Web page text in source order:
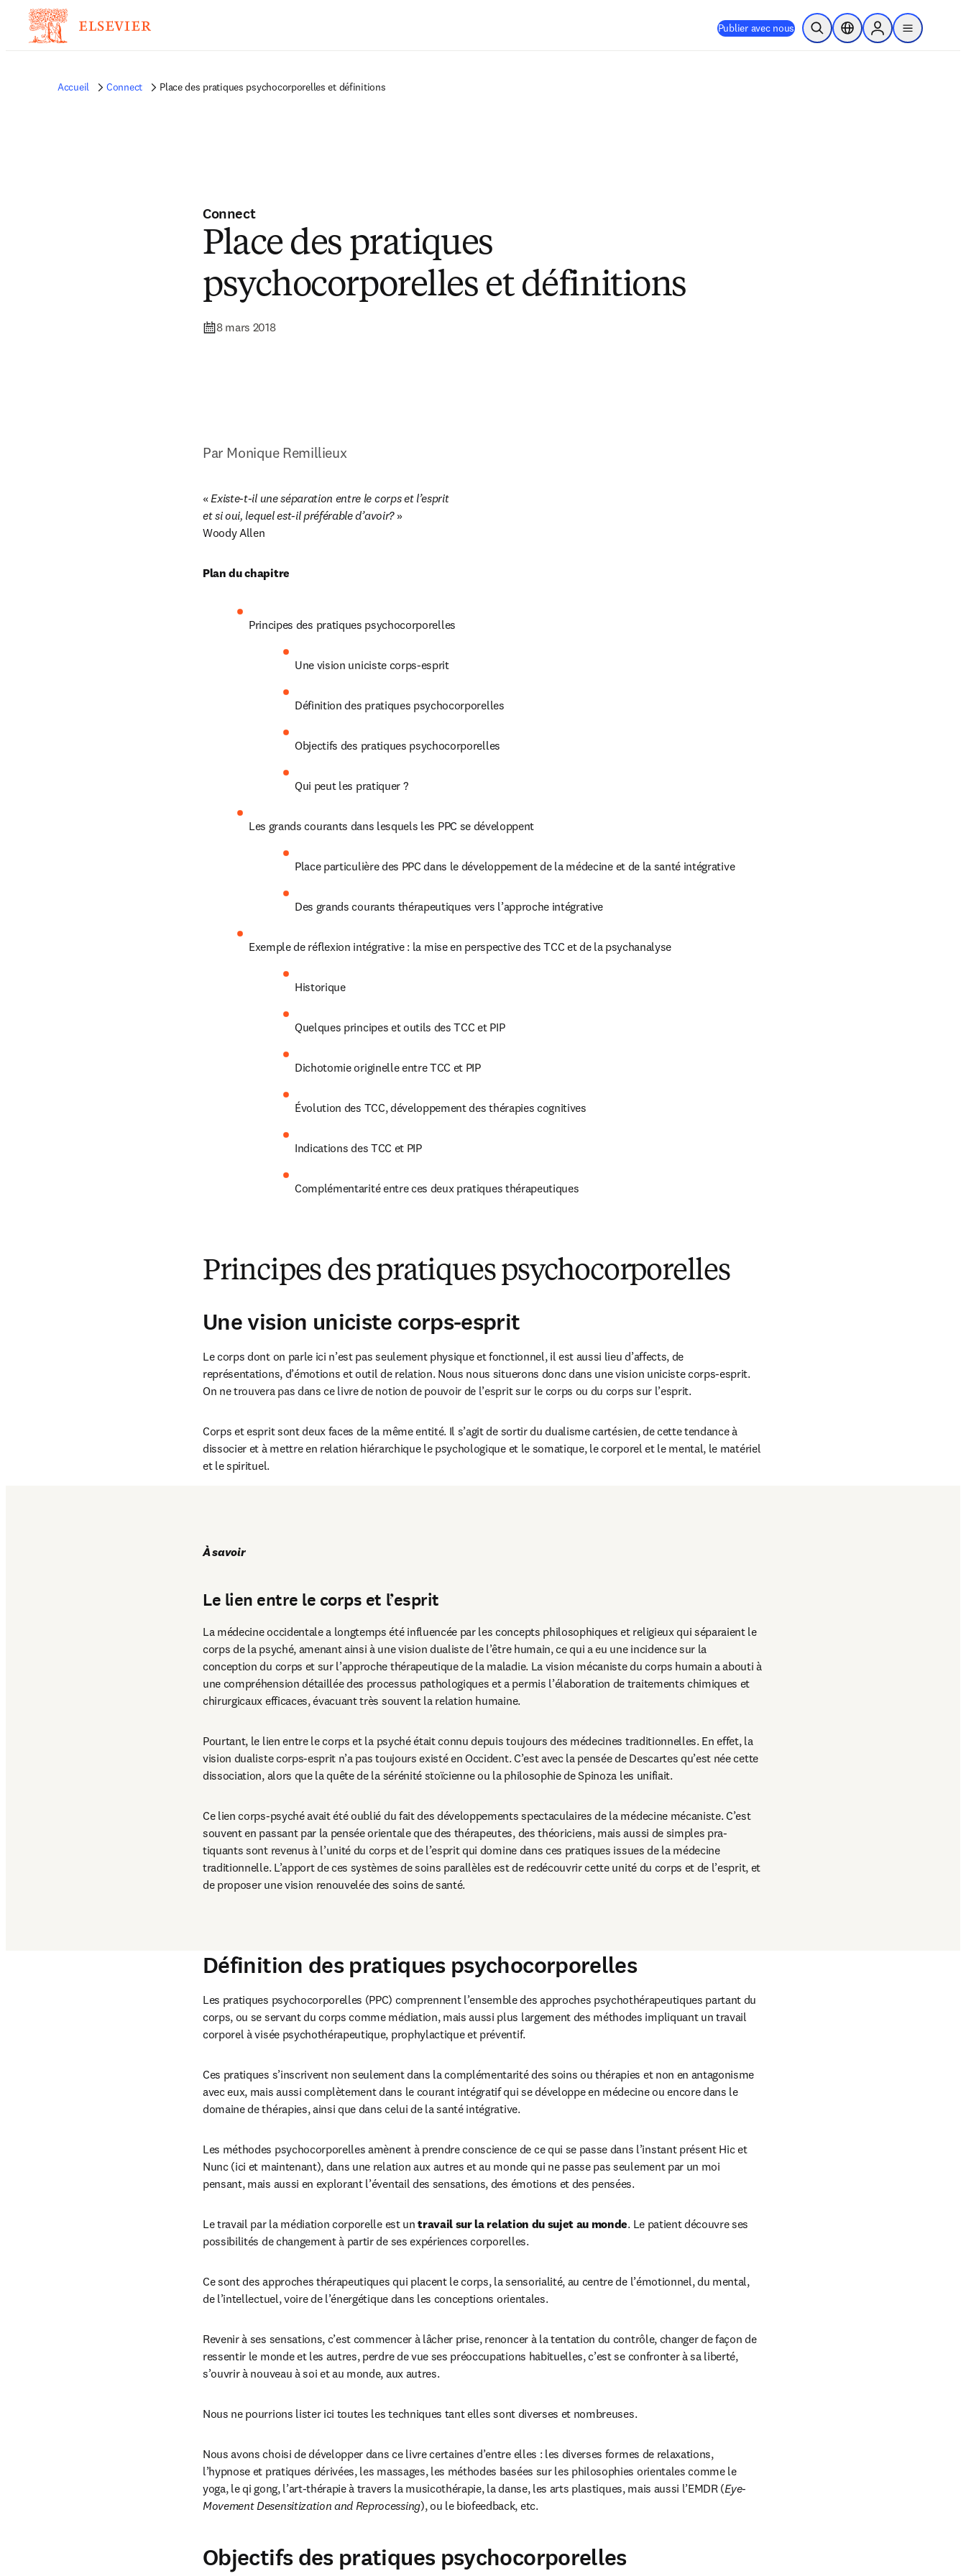
Publier avec nous Ouvrir la recherche
Sélecteur de localisation
Sign in to products
menu
Accueil Connect Place des pratiques psychocorporelles et définitions
Connect
Place des pratiques
psychocorporelles et définitions
8 mars 2018
Par Monique Remillieux
« Existe-t-il une séparation entre le corps et l’esprit
et si oui, lequel est-il préférable d’avoir? »
Woody Allen
Plan du chapitre
Principes des pratiques psychocorporelles
Une vision uniciste corps-esprit
Définition des pratiques psychocorporelles
Objectifs des pratiques psychocorporelles
Qui peut les pratiquer ?
Les grands courants dans lesquels les PPC se développent
Place particulière des PPC dans le développement de la médecine et de la santé intégrative
Des grands courants thérapeutiques vers l’approche intégrative
Exemple de réflexion intégrative : la mise en perspective des TCC et de la psychanalyse
Historique
Quelques principes et outils des TCC et PIP
Dichotomie originelle entre TCC et PIP
Évolution des TCC, développement des thérapies cognitives
Indications des TCC et PIP
Complémentarité entre ces deux pratiques thérapeutiques
Principes des pratiques psychocorporelles
Une vision uniciste corps-esprit
Le corps dont on parle ici n’est pas seulement physique et fonctionnel, il est aussi lieu d’affects, de
représentations, d’émotions et outil de relation. Nous nous situe­rons donc dans une vision uniciste corps-esprit.
On ne trouvera pas dans ce livre de notion de pouvoir de l’esprit sur le corps ou du corps sur l’esprit.
Corps et esprit sont deux faces de la même entité. Il s’agit de sortir du dualisme cartésien, de cette tendance à
dissocier et à mettre en relation hiérarchique le psychologique et le somatique, le corporel et le mental, le matériel
et le spirituel.
À savoir
Le lien entre le corps et l’esprit
La médecine occidentale a longtemps été influencée par les concepts philosophiques et religieux qui séparaient le
corps de la psyché, amenant ainsi à une vision dualiste de l’être humain, ce qui a eu une incidence sur la
conception du corps et sur l’approche thérapeutique de la maladie. La vision mécaniste du corps humain a abouti à
une compréhension détaillée des processus pathologiques et a permis l’élaboration de traitements chimiques et
chirurgicaux efficaces, évacuant très souvent la relation humaine.
Pourtant, le lien entre le corps et la psyché était connu depuis toujours des médecines traditionnelles. En effet, la
vision dualiste corps-esprit n’a pas toujours existé en Occident. C’est avec la pensée de Descartes qu’est née cette
dissociation, alors que la quête de la sérénité stoïcienne ou la philoso­phie de Spinoza les unifiait.
Ce lien corps-psyché avait été oublié du fait des développements specta­culaires de la médecine mécaniste. C’est
souvent en passant par la pensée orientale que des thérapeutes, des théoriciens, mais aussi de simples pra­
tiquants sont revenus à l’unité du corps et de l’esprit qui domine dans ces pratiques issues de la médecine
traditionnelle. L’apport de ces systèmes de soins parallèles est de redécouvrir cette unité du corps et de l’esprit, et
de proposer une vision renouvelée des soins de santé.
Définition des pratiques psychocorporelles
Les pratiques psychocorporelles (PPC) comprennent l’ensemble des approches psychothérapeutiques partant du
corps, ou se servant du corps comme média­tion, mais aussi plus largement des méthodes impliquant un travail
corporel à visée psychothérapeutique, prophylactique et préventif.
Ces pratiques s’inscrivent non seulement dans la complémentarité des soins ou thérapies et non en antagonisme
avec eux, mais aussi complètement dans le courant intégratif qui se développe en médecine ou encore dans le
domaine de thérapies, ainsi que dans celui de la santé intégrative.
Les méthodes psychocorporelles amènent à prendre conscience de ce qui se passe dans l’instant présent Hic et
Nunc (ici et maintenant), dans une relation aux autres et au monde qui ne passe pas seulement par un moi
pensant, mais aussi en explorant l’éventail des sensations, des émotions et des pensées.
Le travail par la médiation corporelle est un travail sur la relation du sujet au monde. Le patient découvre ses
possibilités de changement à partir de ses expériences corporelles.
Ce sont des approches thérapeutiques qui placent le corps, la sensorialité, au centre de l’émotionnel, du mental,
de l’intellectuel, voire de l’énergétique dans les conceptions orientales.
Revenir à ses sensations, c’est commencer à lâcher prise, renoncer à la tentation du contrôle, changer de façon de
ressentir le monde et les autres, perdre de vue ses préoccupations habituelles, c’est se confronter à sa liberté,
s’ouvrir à nouveau à soi et au monde, aux autres.
Nous ne pourrions lister ici toutes les techniques tant elles sont diverses et nombreuses.
Nous avons choisi de développer dans ce livre certaines d’entre elles : les diverses formes de relaxations,
l’hypnose et pratiques dérivées, les massages, les méthodes basées sur les philosophies orientales comme le
yoga, le qi gong, l’art-thérapie à travers la musicothérapie, la danse, les arts plastiques, mais aussi l’EMDR (Eye-
Movement Desensitization and Reprocessing), ou le biofeedback, etc.
Objectifs des pratiques psychocorporelles